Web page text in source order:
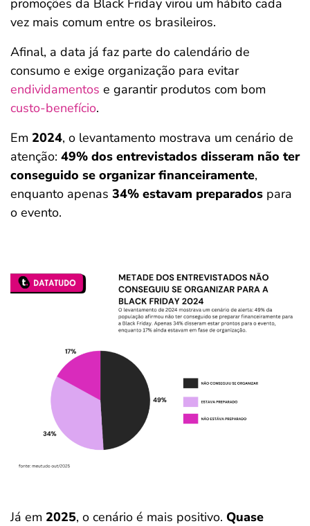
vez mais comum entre os brasileiros.
Afinal, a data já faz parte do calendário de
consumo e exige organização para evitar
endividamentos e garantir produtos com bom
custo-benefício.
Em 2024, o levantamento mostrava um cenário de
atenção: 49% dos entrevistados disseram não ter
conseguido se organizar financeiramente,
enquanto apenas 34% estavam preparados para
o evento.
Já em 2025, o cenário é mais positivo. Quase